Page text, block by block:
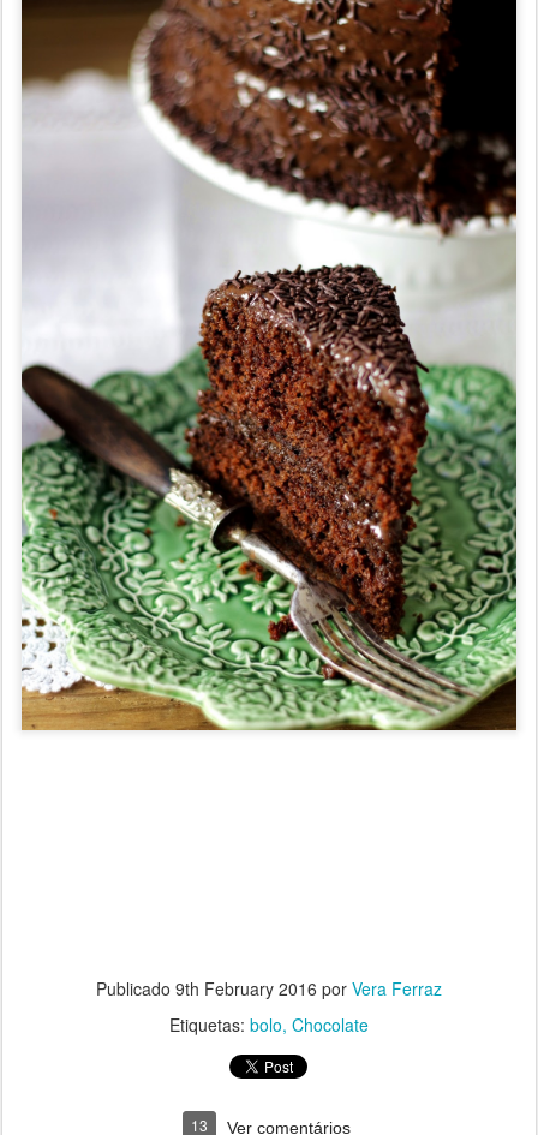
Publicado 9th February 2016 por Vera Ferraz
Etiquetas: bolo Chocolate
13 Ver comentários